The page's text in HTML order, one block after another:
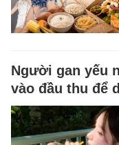
Người gan yếu
vào đầu thu để